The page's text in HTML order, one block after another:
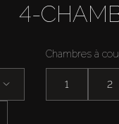
4-
Chambres à
1 2